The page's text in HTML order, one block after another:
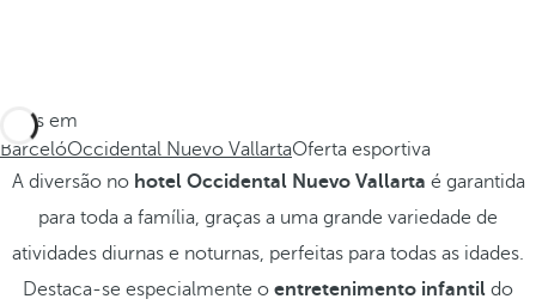
Estes em
BarcelóOccidental Nuevo VallartaOferta esportiva
A diversão no hotel Occidental Nuevo Vallarta é garantida
para toda a família, graças a uma grande variedade de
atividades diurnas e noturnas, perfeitas para todas as idades.
Destaca-se especialmente o entretenimento infantil do